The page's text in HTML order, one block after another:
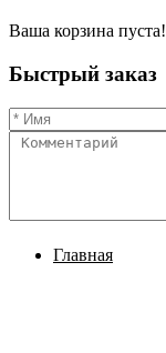
Ваша корзина пуста!
Быстрый заказ
Главная